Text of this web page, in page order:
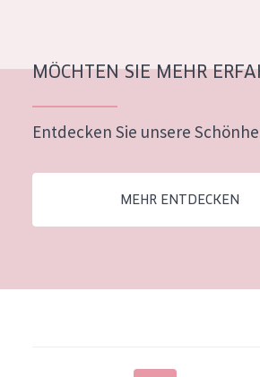
Jedes alter
MÖCHTEN SIE MEHR
Entdecken Sie unsere
MEHR ENTDECKEN